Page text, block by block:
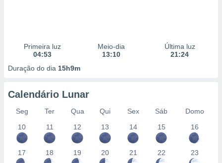
Primeira luz
04:53
Meio-dia
13:10
Última luz
21:24
Duração do dia 15h9m
Calendário Lunar
Seg Ter Qua Qui Sex Sáb
Domo
10
11 12 13 14 15 16
17 18 19 20 21 22 23